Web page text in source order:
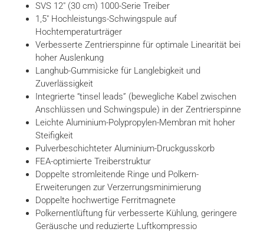
SVS 12″ (30 cm) 1000-Serie Treiber
1,5″ Hochleistungs-Schwingspule auf
Hochtemperaturträger
Verbesserte Zentrierspinne für optimale Linearität bei
hoher Auslenkung
Langhub-Gummisicke für Langlebigkeit und
Zuverlässigkeit
Integrierte “tinsel leads” (bewegliche Kabel zwischen
Anschlüssen und Schwingspule) in der Zentrierspinne
Leichte Aluminium-Polypropylen-Membran mit hoher
Steifigkeit
Pulverbeschichteter Aluminium-Druckgusskorb
FEA-optimierte Treiberstruktur
Doppelte stromleitende Ringe und Polkern-
Erweiterungen zur Verzerrungsminimierung
Doppelte hochwertige Ferritmagnete
Polkernentlüftung für verbesserte Kühlung, geringere
Geräusche und reduzierte Luftkompressio